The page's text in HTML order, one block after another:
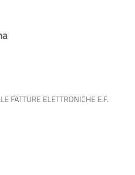
FATTURE ELETTRONICHE E.F.